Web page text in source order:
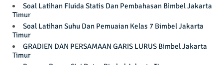
Soal Latihan Fluida Statis Dan Pembahasan Bimbel Jakarta
Timur
Soal Latihan Suhu Dan Pemuaian Kelas 7 Bimbel Jakarta
Timur
GRADIEN DAN PERSAMAAN GARIS LURUS Bimbel Jakarta
Timur